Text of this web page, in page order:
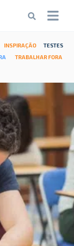
INSPIRAÇÃO
TESTES
TRABALHAR FORA